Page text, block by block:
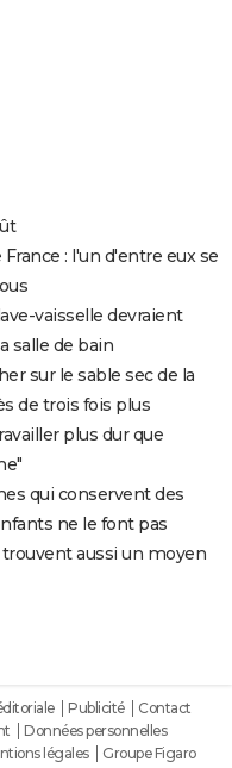
: l'un d'entre eux se
vaisselle devraient
salle de bain
sur le sable sec de la
de trois fois plus
plus dur que
qui conservent des
ne le font pas
aussi un moyen
Publicité
Contact
Données personnelles
légales
Groupe Figaro